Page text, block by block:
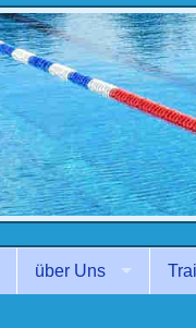
über Uns